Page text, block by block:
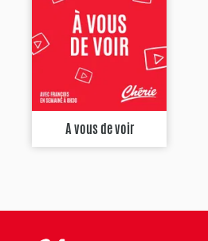
A vous de voir